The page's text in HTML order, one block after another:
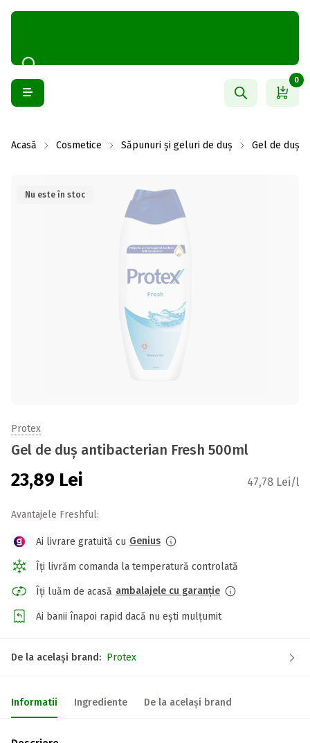
0
Acasă Cosmetice Săpunuri și geluri de duș Gel de duș
Nu este în stoc
Protex
Gel de duș antibacterian Fresh 500ml
23,89 Lei 47,78 Lei/l
Avantajele Freshful:
Ai livrare gratuită cu Genius
Îți livrăm comanda la temperatură controlată
Îți luăm de acasă ambalajele cu garanție
Ai banii înapoi rapid dacă nu ești mulțumit
De la același brand: Protex
Informatii Ingrediente De la același brand